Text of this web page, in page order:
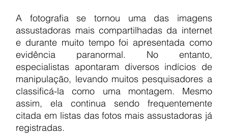
A fotografia se tornou uma das imagens
assustadoras mais compartilhadas da internet
e durante muito tempo foi apresentada como
evidência paranormal. No entanto,
especialistas apontaram diversos indícios de
manipulação, levando muitos pesquisadores a
classificá-la como uma montagem. Mesmo
assim, ela continua sendo frequentemente
citada em listas das fotos mais assustadoras já
registradas.